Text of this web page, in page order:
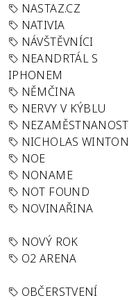
NASTAZ.CZ
NATIVIA
NÁVŠTĚVNÍCI
NEANDRTÁL S
IPHONEM
NĚMČINA
NERVY V KÝBLU
NEZAMĚSTNANOST
NICHOLAS WINTON
NOE
NONAME
NOT FOUND
NOVINAŘINA
NOVÝ ROK
O2 ARENA
OBČERSTVENÍ